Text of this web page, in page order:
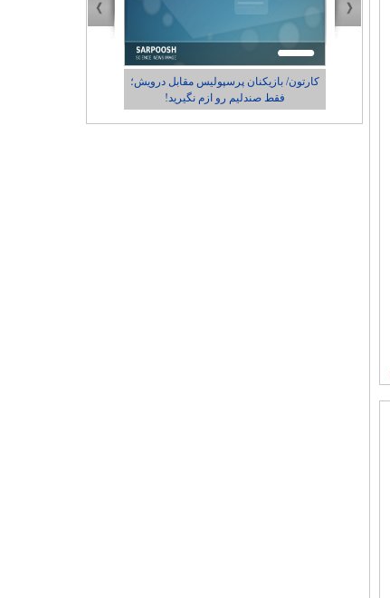
کاریکاتور/ در حاشیه حضور رونالدو در طهران